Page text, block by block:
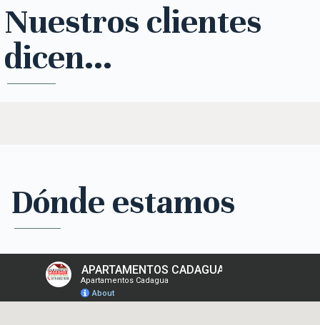
Nuestros clientes
dicen...
Dónde estamos